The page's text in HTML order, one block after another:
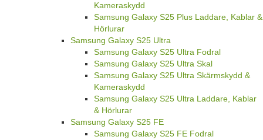
Kameraskydd
Samsung Galaxy S25 Plus Laddare, Kablar &
Hörlurar
Samsung Galaxy S25 Ultra
Samsung Galaxy S25 Ultra Fodral
Samsung Galaxy S25 Ultra Skal
Samsung Galaxy S25 Ultra Skärmskydd &
Kameraskydd
Samsung Galaxy S25 Ultra Laddare, Kablar
& Hörlurar
Samsung Galaxy S25 FE
Samsung Galaxy S25 FE Fodral